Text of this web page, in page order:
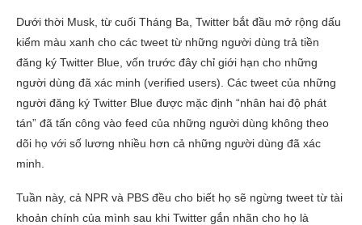
Dưới thời Musk, từ cuối Tháng Ba, Twitter bắt đầu mở rộng dấu
kiểm màu xanh cho các tweet từ những người dùng trả tiền
đăng ký Twitter Blue, vốn trước đây chỉ giới hạn cho những
người dùng đã xác minh (verified users). Các tweet của những
người đăng ký Twitter Blue được mặc định “nhân hai độ phát
tán” đã tấn công vào feed của những người dùng không theo
dõi họ với số lương nhiều hơn cả những người dùng đã xác
minh.
Tuần này, cả NPR và PBS đều cho biết họ sẽ ngừng tweet từ tài
khoản chính của mình sau khi Twitter gắn nhãn cho họ là